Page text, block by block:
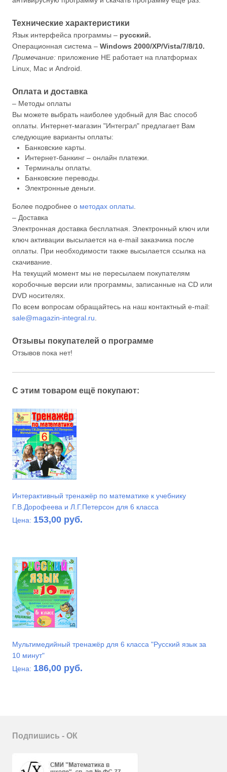
Технические характеристики
Язык интерфейса программы – русский.
Операционная система – Windows 2000/XP/Vista/7/8/10.
Примечание: приложение НЕ работает на платформах
Linux, Mac и Android.
Оплата и доставка
– Методы оплаты
Вы можете выбрать наиболее удобный для Вас способ
оплаты. Интернет-магазин "Интеграл" предлагает Вам
следующие варианты оплаты:
Банковские карты.
Интернет-банкинг – онлайн платежи.
Терминалы оплаты.
Банковские переводы.
Электронные деньги.
Более подробнее о методах оплаты
– Доставка
Электронная доставка бесплатная. Электронный ключ или
ключ активации высылается на e-mail заказчика после
оплаты. При необходимости также высылается ссылка на
скачивание.
На текущий момент мы не пересылаем покупателям
коробочные версии или программы, записанные на CD или
DVD носителях.
По всем вопросам обращайтесь на наш контактный e-mail:
sale@magazin-integral.ru
Отзывы покупателей о программе
Отзывов пока нет!
С этим товаром ещё покупают:
Интерактивный тренажёр по математике к учебнику
Г.В.Дорофеева и Л.Г.Петерсон для 6 класса
Цена: 153,00 руб.
Мультимедийный тренажёр для 6 класса "Русский язык за
10 минут"
Цена: 186,00 руб.
Подпишись - ОК